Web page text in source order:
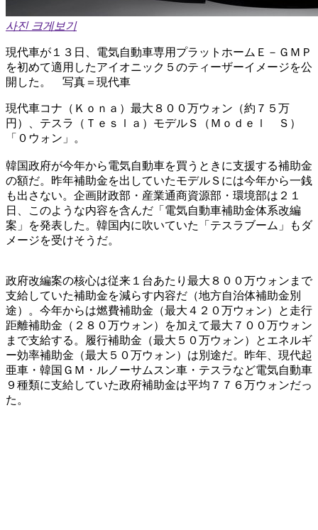
사진 크게보기
現代車が１３日、電気自動車専用プラットホームＥ－ＧＭＰ
を初めて適用したアイオニック５のティーザーイメージを公
開した。 写真＝現代車
現代車コナ（Ｋｏｎａ）最大８００万ウォン（約７５万
円）、テスラ（Ｔｅｓｌａ）モデルＳ（Ｍｏｄｅｌ Ｓ）
「０ウォン」。
韓国政府が今年から電気自動車を買うときに支援する補助金
の額だ。昨年補助金を出していたモデルＳには今年から一銭
も出さない。企画財政部・産業通商資源部・環境部は２１
日、このような内容を含んだ「電気自動車補助金体系改編
案」を発表した。韓国内に吹いていた「テスラブーム」もダ
メージを受けそうだ。
政府改編案の核心は従来１台あたり最大８００万ウォンまで
支給していた補助金を減らす内容だ（地方自治体補助金別
途）。今年からは燃費補助金（最大４２０万ウォン）と走行
距離補助金（２８０万ウォン）を加えて最大７００万ウォン
まで支給する。履行補助金（最大５０万ウォン）とエネルギ
ー効率補助金（最大５０万ウォン）は別途だ。昨年、現代起
亜車・韓国ＧＭ・ルノーサムスン車・テスラなど電気自動車
９種類に支給していた政府補助金は平均７７６万ウォンだっ
た。